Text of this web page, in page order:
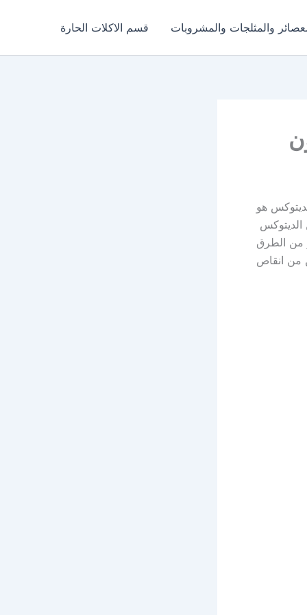
والمثلجات والمشروبات قسم الاكلات الحارة
هو
من الطرق
من انقاص